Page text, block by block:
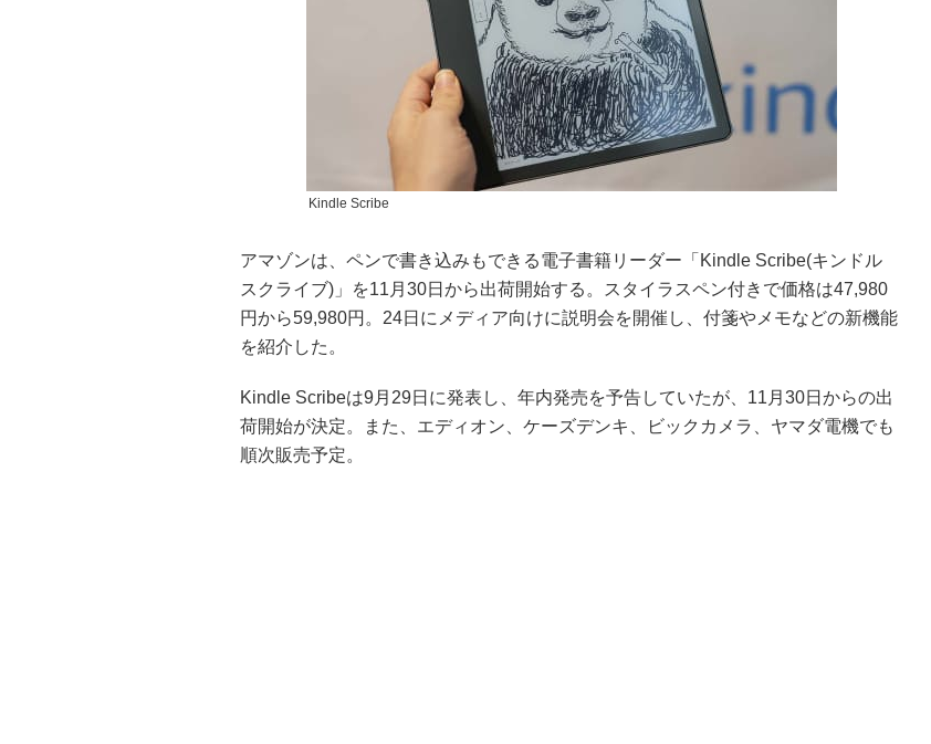
Kindle Scribe
アマゾンは、ペンで書き込みもできる電子書籍リーダー「Kindle Scribe(キンドル
スクライブ)」を11月30日から出荷開始する。スタイラスペン付きで価格は47,980
円から59,980円。24日にメディア向けに説明会を開催し、付箋やメモなどの新機能
を紹介した。
Kindle Scribeは9月29日に発表し、年内発売を予告していたが、11月30日からの出
荷開始が決定。また、エディオン、ケーズデンキ、ビックカメラ、ヤマダ電機でも
順次販売予定。